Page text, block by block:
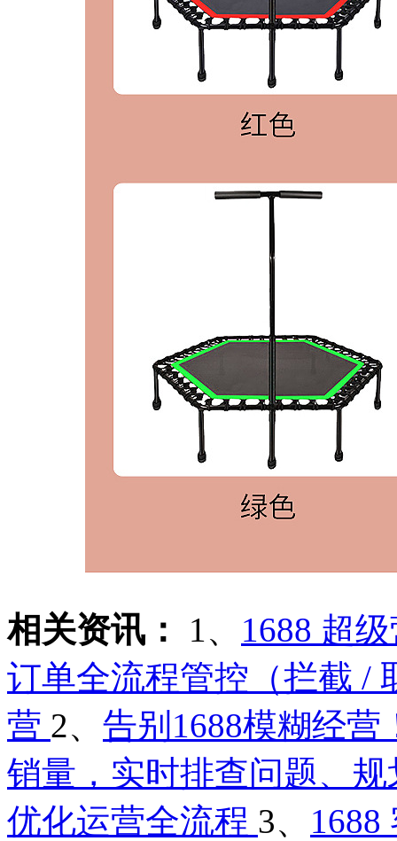
相关资讯： 1、 1688 超
订单全流程管控（拦截 /
营 2、 告别1688模糊经
销量，实时排查问题、
优化运营全流程 3、 1688